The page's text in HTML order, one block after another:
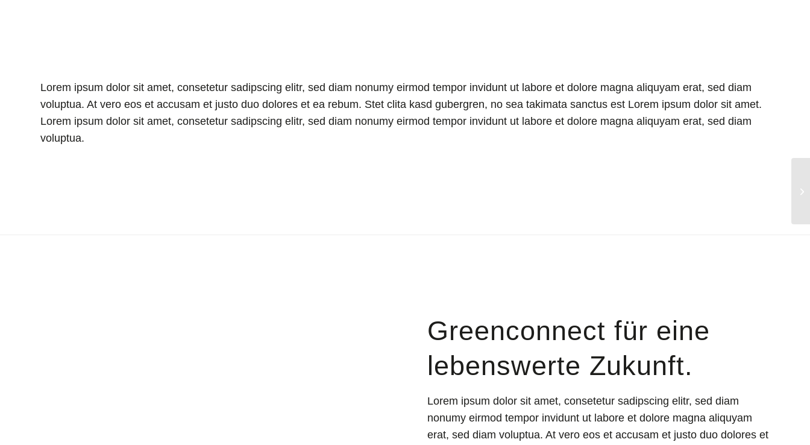
Lorem ipsum dolor sit amet, consetetur sadipscing elitr, sed diam nonumy eirmod tempor invidunt ut labore et dolore magna aliquyam erat, sed diam
voluptua. At vero eos et accusam et justo duo dolores et ea rebum. Stet clita kasd gubergren, no sea takimata sanctus est Lorem ipsum dolor sit amet.
Lorem ipsum dolor sit amet, consetetur sadipscing elitr, sed diam nonumy eirmod tempor invidunt ut labore et dolore magna aliquyam erat, sed diam
voluptua.
Greenconnect für eine
lebenswerte Zukunft.
Lorem ipsum dolor sit amet, consetetur sadipscing elitr, sed diam
nonumy eirmod tempor invidunt ut labore et dolore magna aliquyam
erat, sed diam voluptua. At vero eos et accusam et justo duo dolores et